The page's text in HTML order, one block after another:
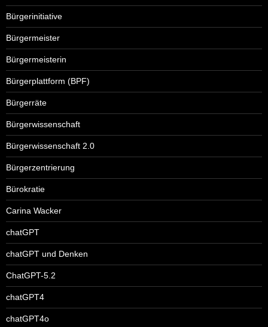
Bürgerinitiative
Bürgermeister
Bürgermeisterin
Bürgerplattform (BPF)
Bürgerräte
Bürgerwissenschaft
Bürgerwissenschaft 2.0
Bürgerzentrierung
Bürokratie
Carina Wacker
chatGPT
chatGPT und Denken
ChatGPT-5.2
chatGPT4
chatGPT4o